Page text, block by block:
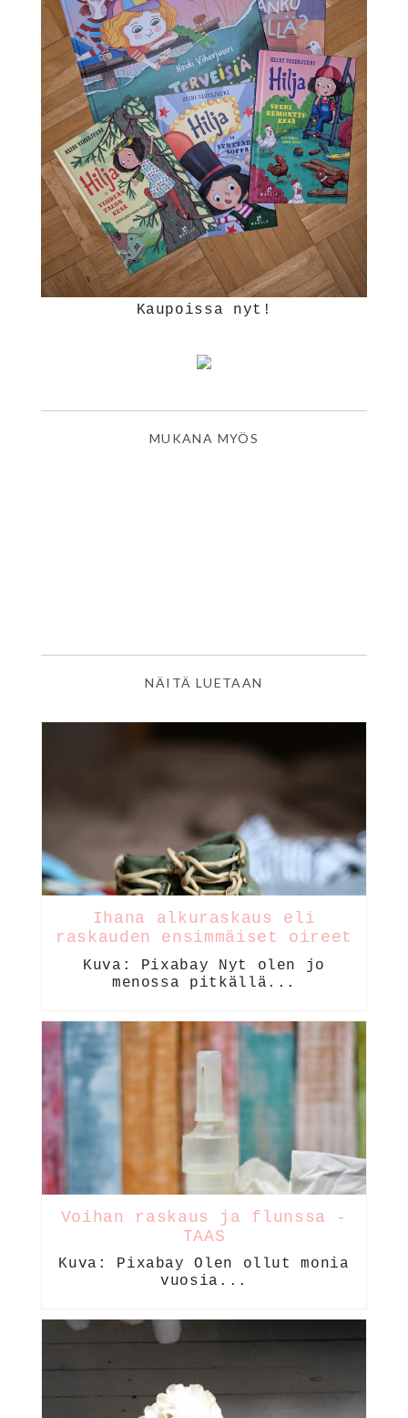
Kaupoissa nyt!
MUKANA MYÖS
NÄITÄ LUETAAN
Ihana alkuraskaus eli
raskauden ensimmäiset oireet
Kuva: Pixabay Nyt olen jo
menossa pitkällä...
Voihan raskaus ja flunssa -
TAAS
Kuva: Pixabay Olen ollut monia
vuosia...